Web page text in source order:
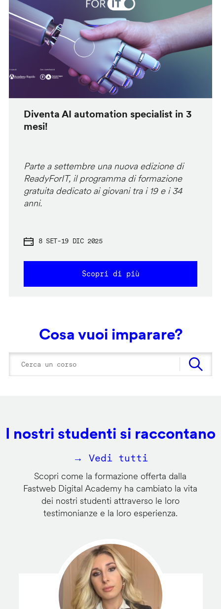
Diventa AI automation specialist in 3
mesi!
Parte a settembre una nuova edizione di
ReadyForIT, il programma di formazione
gratuita dedicato ai giovani tra i 19 e i 34
anni.
8 SET-19 DIC 2025
Scopri di più
Cosa vuoi imparare?
I nostri studenti si raccontano
→ Vedi tutti
Scopri come la formazione offerta dalla
Fastweb Digital Academy ha cambiato la vita
dei nostri studenti attraverso le loro
testimonianze e la loro esperienza.